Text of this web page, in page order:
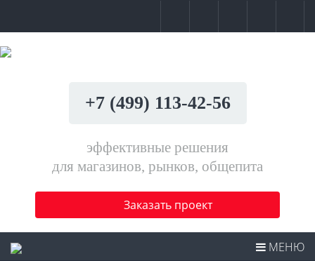
+7 (499) 113-42-56
эффективные решения
для магазинов, рынков, общепита
Заказать проект
МЕНЮ